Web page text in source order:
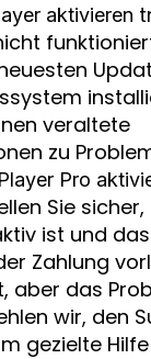
aktivieren
veraltete
zu
Pro
Sie sicher,
ist und
Zahlung
aber das
wir, den
gezielte